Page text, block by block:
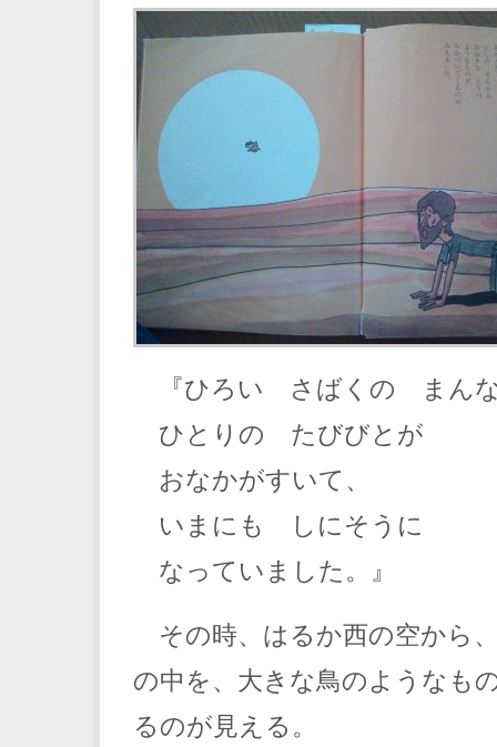
『ひろい さばくの まん
ひとりの たびびとが
おなかがすいて、
いまにも しにそうに
なっていました。』
その時、はるか西の空から
の中を、大きな鳥のようなも
るのが見える。